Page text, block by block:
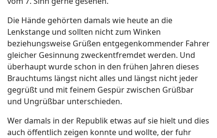
Die Hände gehörten damals wie heute an die
Lenkstange und sollten nicht zum Winken
beziehungsweise Grüßen entgegenkommender Fahrer
gleicher Gesinnung zweckentfremdet werden. Und
überhaupt wurde schon in den frühen Jahren dieses
Brauchtums längst nicht alles und längst nicht jeder
gegrüßt und mit feinem Gespür zwischen Grüßbar
und Ungrüßbar unterschieden.
Wer damals in der Republik etwas auf sie hielt und dies
auch öffentlich zeigen konnte und wollte, der fuhr